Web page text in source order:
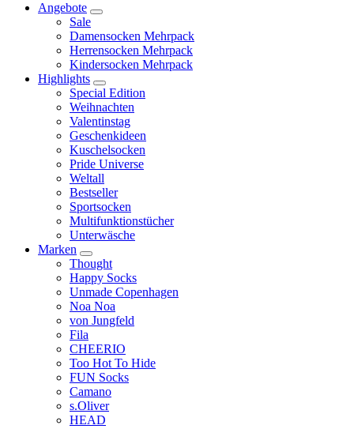
Angebote
Sale
Damensocken Mehrpack
Herrensocken Mehrpack
Kindersocken Mehrpack
Highlights
Special Edition
Weihnachten
Valentinstag
Geschenkideen
Kuschelsocken
Pride Universe
Weltall
Bestseller
Sportsocken
Multifunktionstücher
Unterwäsche
Marken
Thought
Happy Socks
Unmade Copenhagen
Noa Noa
von Jungfeld
Fila
CHEERIO
Too Hot To Hide
FUN Socks
Camano
s.Oliver
HEAD